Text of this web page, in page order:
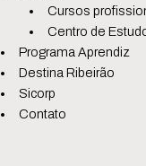
Cursos
Centro de
Programa Aprendiz
Destina Ribeirão
Sicorp
Contato